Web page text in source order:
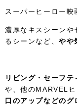
スーパーヒーロー映
濃厚なキスシーンや
るシーンなど、やや
リビング・セーフテ
や、他のMARVELヒ
口のアップなどの